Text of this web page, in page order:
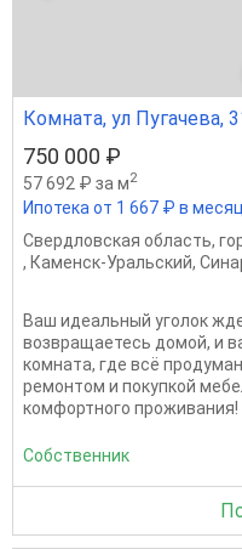
Комната, ул Пугачева,
750 000 ₽
57 692 ₽ за м2
Ипотека от 1 667 ₽ в месяц
Свердловская область,
, Каменск-Уральский,
Ваш идеальный уголок
возвращаетесь домой, и
комната, где всё
ремонтом и покупкой
комфортного проживания!
Собственник